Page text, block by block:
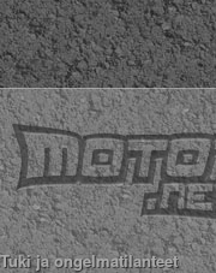
Tuki ja ongelmatilanteet